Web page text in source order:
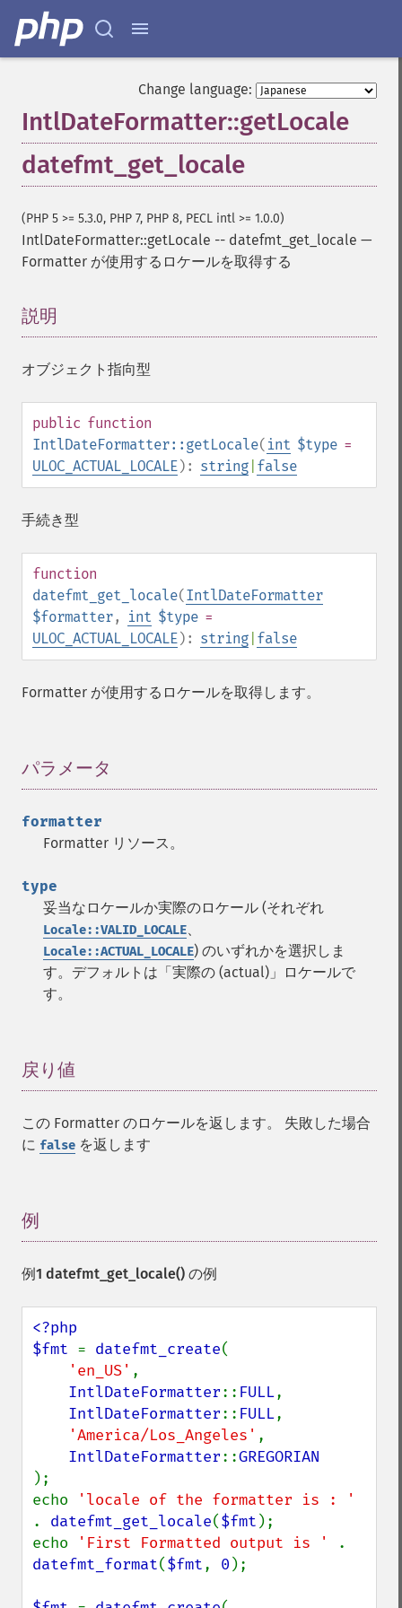
Change language:
IntlDateFormatter::getLocale
datefmt_get_locale
(PHP 5 >= 5.3.0, PHP 7, PHP 8, PECL intl >= 1.0.0)
IntlDateFormatter::getLocale -- datefmt_get_locale —
Formatter が使用するロケールを取得する
説明
オブジェクト指向型
public function
IntlDateFormatter::getLocale( int $type =
ULOC_ACTUAL_LOCALE): string false
手続き型
function
datefmt_get_locale(IntlDateFormatter
$formatter, int $type =
ULOC_ACTUAL_LOCALE): string false
Formatter が使用するロケールを取得します。
パラメータ
formatter
Formatter リソース。
type
妥当なロケールか実際のロケール (それぞれ
Locale::VALID_LOCALE、
Locale::ACTUAL_LOCALE) のいずれかを選択しま
す。デフォルトは「実際の (actual)」ロケールで
す。
戻り値
この Formatter のロケールを返します。 失敗した場合
に false を返します
例
例1 datefmt_get_locale() の例
<?php
$fmt = datefmt_create(
'en_US' ,
IntlDateFormatter:: FULL,
IntlDateFormatter:: FULL,
'America/Los_Angeles' ,
IntlDateFormatter::
);
echo
. datefmt_get_locale($fmt );
echo
'First Formatted output is '
datefmt_format($fmt, 0 );